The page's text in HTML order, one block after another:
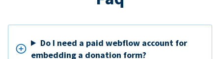
Do I need a paid webflow account for
embedding a donation form?